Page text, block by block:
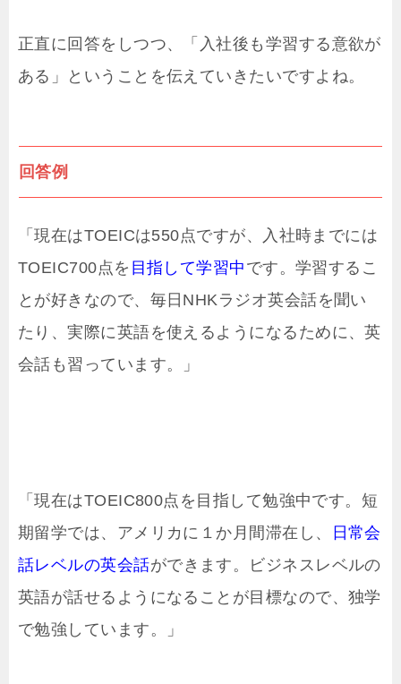
正直に回答をしつつ、「入社後も学習する意欲が
ある」ということを伝えていきたいですよね。
回答例
「現在はTOEICは550点ですが、入社時までには
TOEIC700点を 目指して学習中 です。学習するこ
とが好きなので、毎日NHKラジオ英会話を聞い
たり、実際に英語を使えるようになるために、英
会話も習っています。」
「現在はTOEIC800点を目指して勉強中です。短
期留学では、アメリカに１か月間滞在し、
日常会
話レベルの英会話ができます。ビジネスレベルの
英語が話せるようになることが目標なので、独学
で勉強しています。」